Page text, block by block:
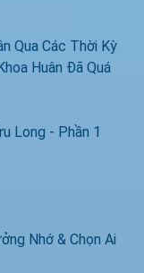
Qua Các Thời Kỳ
Huân Đã Quá
Long - Phần 1
Nhớ & Chọn Ai